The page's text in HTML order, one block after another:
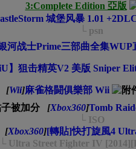
3:Complete Edition 亞版
城堡风暴 1.01
└ psn
河战士Prime三部曲全集WUP
】狙击精英V2 美版 Sniper
[Wii]麻雀格闘俱樂部 Wii
[Xbox360]Tomb
└ ISO
[Xbox360][轉貼]快打旋風4
└ Ultra Street Fighter IV